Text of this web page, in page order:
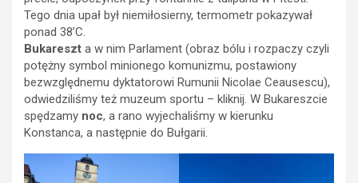
Tego dnia upał był niemiłosierny, termometr pokazywał
ponad 38’C.
Bukareszt a w nim Parlament (obraz bólu i rozpaczy czyli
potężny symbol minionego komunizmu, postawiony
bezwzględnemu dyktatorowi Rumunii Nicolae Ceausescu),
odwiedziliśmy też muzeum sportu – kliknij. W Bukareszcie
spędzamy noc, a rano wyjechaliśmy w kierunku
Konstanca, a następnie do Bułgarii.